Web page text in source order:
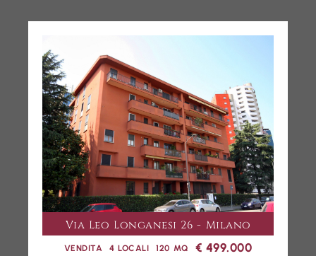
Via Leo Longanesi 26 - Milano
VENDITA 4 LOCALI 120 MQ € 499.000